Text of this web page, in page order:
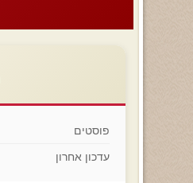
פוסטים
עדכון אחרון